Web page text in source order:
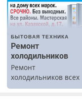
БЫТОВАЯ ТЕХНИКА
Ремонт
холодильников
Ремонт
холодильников всех
марок на дому.